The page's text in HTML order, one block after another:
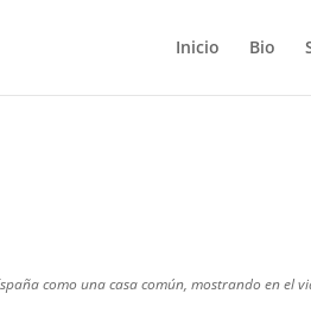
Inicio Bio
como una casa común, mostrando en el